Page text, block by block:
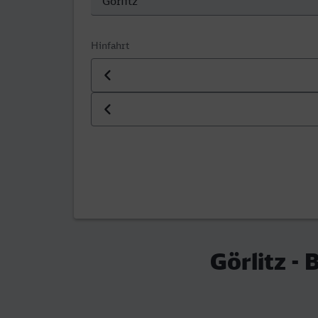
Hinfahrt
Datum der Hinfahrt
Uhrzeit der Hinfahrt
Görlitz -